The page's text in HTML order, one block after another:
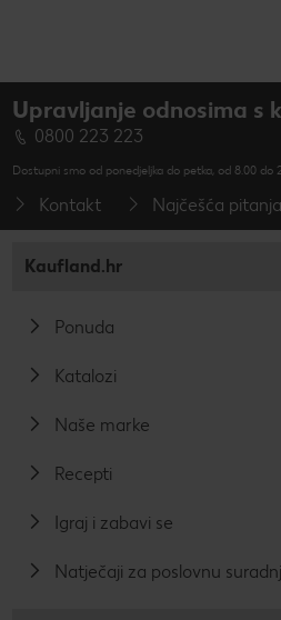
Upravljanje odnosima s
0800 223 223
Dostupni smo od ponedjeljka do petka, od 8.00 do
Kontakt Najčešća pitanja
Kaufland.hr
Ponuda
Katalozi
Naše marke
Recepti
Igraj i zabavi se
Natječaji za poslovnu